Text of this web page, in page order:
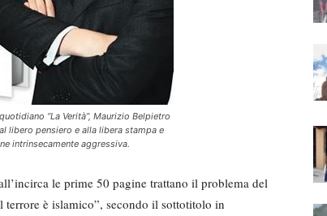
“La Verità”, Maurizio Belpietro
libero pensiero e alla libera stampa e
intrinsecamente aggressiva.
le prime 50 pagine trattano il problema del
è islamico”, secondo il sottotitolo in